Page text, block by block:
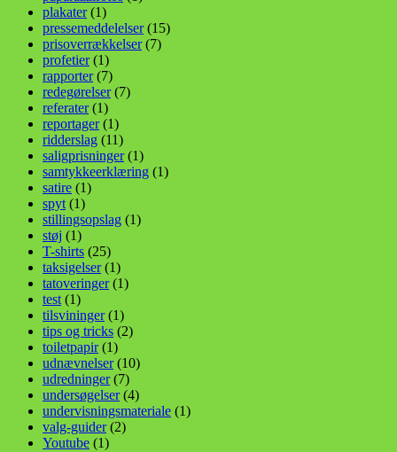
plakater(1)
pressemeddelelser(15)
prisoverrækkelser(7)
profetier(1)
rapporter(7)
redegørelser(7)
referater(1)
reportager(1)
ridderslag (11)
saligprisninger(1)
samtykkeerklæring (1)
satire (1)
spyt (1)
stillingsopslag (1)
støj (1)
T-shirts (25)
taksigelser(1)
tatoveringer(1)
test (1)
tilsvininger(1)
tips og tricks (2)
toiletpapir(1)
udnævnelser(10)
udredninger(7)
undersøgelser(4)
undervisningsmateriale (1)
valg-guider(2)
Youtube (1)